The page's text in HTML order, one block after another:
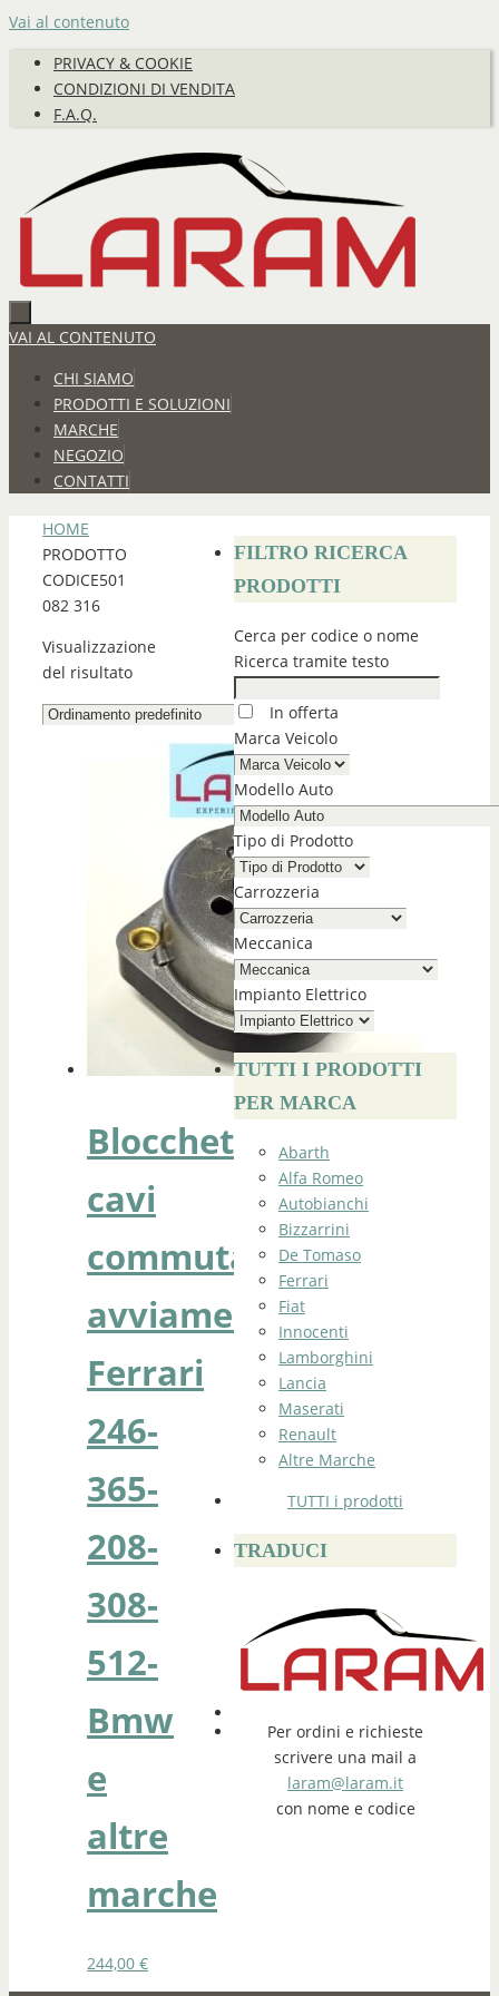
Vai al contenuto
PRIVACY & COOKIE
CONDIZIONI DI VENDITA
F.A.Q.
VAI AL CONTENUTO
CHI SIAMO
PRODOTTI E SOLUZIONI
MARCHE
NEGOZIO
CONTATTI
HOME
PRODOTTO
CODICE501
082 316
Visualizzazione
del risultato
Blocchetto
cavi
commutatore
avviamento
Ferrari
246-
365-
208-
308-
512-
Bmw
e
altre
marche
244,00 €
FILTRO RICERCA
PRODOTTI
Cerca per codice o nome
Ricerca tramite testo
In offerta
Marca Veicolo
Modello Auto
Tipo di Prodotto
Carrozzeria
Meccanica
Impianto Elettrico
TUTTI I PRODOTTI
PER MARCA
Abarth
Alfa Romeo
Autobianchi
Bizzarrini
De Tomaso
Ferrari
Fiat
Innocenti
Lamborghini
Lancia
Maserati
Renault
Altre Marche
TUTTI i prodotti
TRADUCI
Per ordini e richieste
scrivere una mail a
laram@laram.it
con nome e codice